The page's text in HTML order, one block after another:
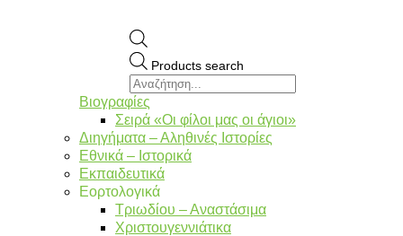
Products search
Βιογραφίες
Σειρά «Οι φίλοι μας οι άγιοι»
Διηγήματα – Αληθινές Ιστορίες
Εθνικά – Ιστορικά
Εκπαιδευτικά
Εορτολογικά
Τριωδίου – Αναστάσιμα
Χριστουγεννιάτικα